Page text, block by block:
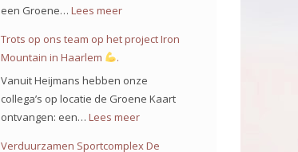
Nieuw
Vennep!
een Groene… Lees meer:
kaart
Trots op ons team op het project Iron
Mountain in Haarlem
.
Vanuit Heijmans hebben onze
collega’s op locatie de Groene Kaart
ontvangen: een… Lees meer:
Verduurzamen Sportcomplex De